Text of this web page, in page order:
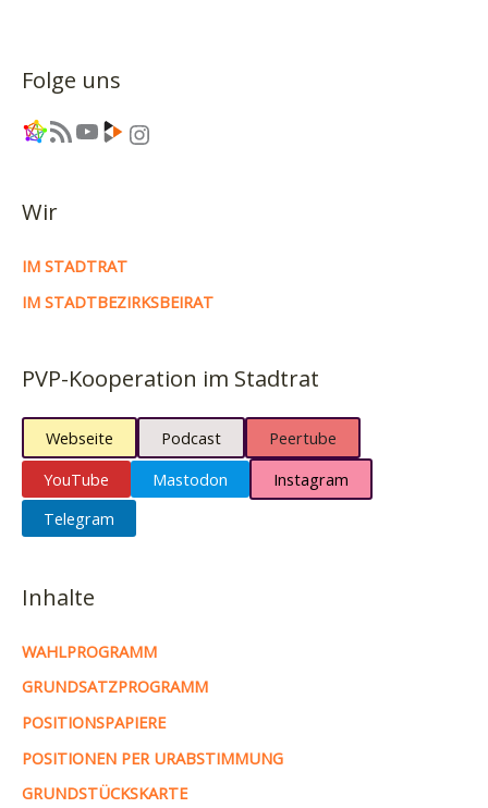
Folge uns
Link RSS-Feed YouTube Link Instagram
Wir
IM STADTRAT
IM STADTBEZIRKSBEIRAT
PVP-Kooperation im Stadtrat
Webseite Podcast
Peertube
YouTube
Mastodon
Instagram
Telegram
Inhalte
WAHLPROGRAMM
GRUNDSATZPROGRAMM
POSITIONSPAPIERE
POSITIONEN PER URABSTIMMUNG
GRUNDSTÜCKSKARTE